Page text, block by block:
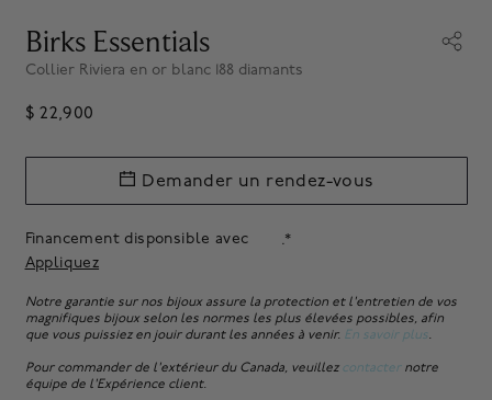
Birks Essentials
Collier Riviera en or blanc 188 diamants
$ 22,900
Financement disponsible avec
.*
Appliquez
Demander un rendez-vous
Notre garantie sur nos bijoux assure la protection et l'entretien de vos
magnifiques bijoux selon les normes les plus élevées possibles, afin
que vous puissiez en jouir durant les années à venir. En savoir plus.
Pour commander de l'extérieur du Canada, veuillez contacternotre
équipe de l'Expérience client.